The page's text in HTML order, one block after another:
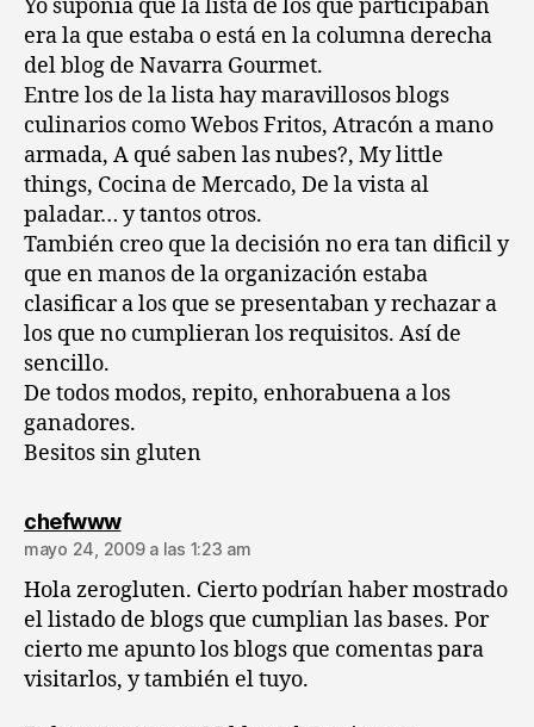
Yo suponía que la lista de los que participaban
era la que estaba o está en la columna derecha
del blog de Navarra Gourmet.
Entre los de la lista hay maravillosos blogs
culinarios como Webos Fritos, Atracón a mano
armada, A qué saben las nubes?, My little
things, Cocina de Mercado, De la vista al
paladar… y tantos otros.
También creo que la decisión no era tan dificil y
que en manos de la organización estaba
clasificar a los que se presentaban y rechazar a
los que no cumplieran los requisitos. Así de
sencillo.
De todos modos, repito, enhorabuena a los
ganadores.
Besitos sin gluten
chefwwwdice:
mayo 24, 2009 a las 1:23 am
Hola zerogluten. Cierto podrían haber mostrado
el listado de blogs que cumplian las bases. Por
cierto me apunto los blogs que comentas para
visitarlos, y también el tuyo.